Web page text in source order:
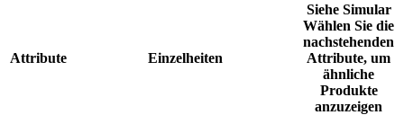
Attribute Einzelheiten
Siehe Simular
Wählen Sie die
nachstehenden
Attribute, um
ähnliche
Produkte
anzuzeigen